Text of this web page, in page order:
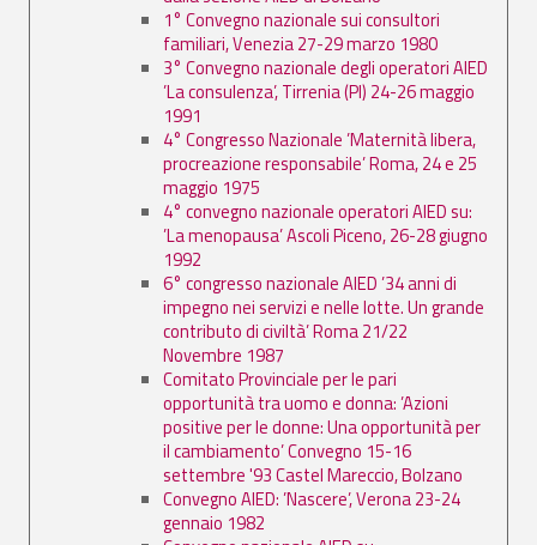
1° Convegno nazionale sui consultori
familiari, Venezia 27-29 marzo 1980
3° Convegno nazionale degli operatori AIED
’La consulenza’, Tirrenia (PI) 24-26 maggio
1991
4° Congresso Nazionale ’Maternità libera,
procreazione responsabile’ Roma, 24 e 25
maggio 1975
4° convegno nazionale operatori AIED su:
’La menopausa’ Ascoli Piceno, 26-28 giugno
1992
6° congresso nazionale AIED ’34 anni di
impegno nei servizi e nelle lotte. Un grande
contributo di civiltà’ Roma 21/22
Novembre 1987
Comitato Provinciale per le pari
opportunità tra uomo e donna: ’Azioni
positive per le donne: Una opportunità per
il cambiamento’ Convegno 15-16
settembre '93 Castel Mareccio, Bolzano
Convegno AIED: ’Nascere’, Verona 23-24
gennaio 1982